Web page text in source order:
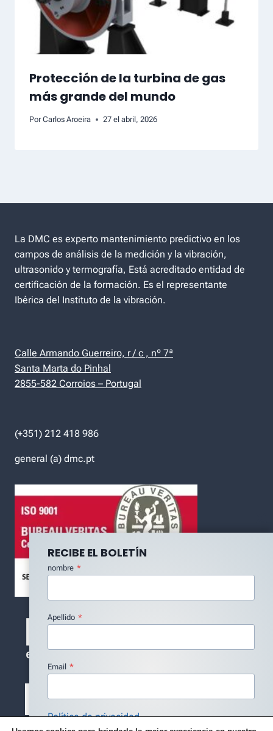
Protección de la turbina de gas
más grande del mundo
Por Carlos Aroeira 27 el abril, 2026
La DMC es experto mantenimiento predictivo en los
campos de análisis de la medición y la vibración,
ultrasonido y termografía, Está acreditado entidad de
certificación de la formación. Es el representante
Ibérica del Instituto de la vibración.
Calle Armando Guerreiro, r / c , nº 7ª
Santa Marta do Pinhal
2855-582 Corroios – Portugal
(+351) 212 418 986
general (a) dmc.pt
RECIBE EL BOLETÍN
nombre *
Apellido *
Email *
Política de privacidad